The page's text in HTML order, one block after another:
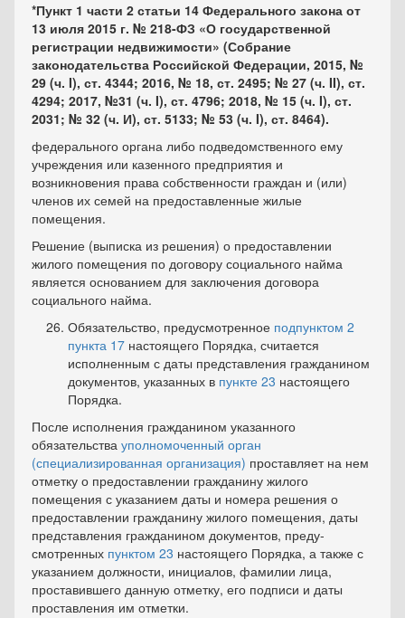
*Пункт 1 части 2 статьи 14 Федерального закона от
13 июля 2015 г. № 218-ФЗ «О государственной
регистрации недвижимости» (Собрание
законодательства Российской Федерации, 2015, №
29 (ч. I), ст. 4344; 2016, № 18, ст. 2495; № 27 (ч. II), ст.
4294; 2017, №31 (ч. I), ст. 4796; 2018, № 15 (ч. I), ст.
2031; № 32 (ч. И), ст. 5133; № 53 (ч. I), ст. 8464).
федерального органа либо подведомственного ему
учреждения или ка­зенного предприятия и
возникновения права собственности граждан и (или)
членов их семей на предоставленные жилые
помещения.
Решение (выписка из решения) о предоставлении
жилого помещения по договору социального найма
является основанием для заключения договора
социального найма.
Обязательство, предусмотренное подпунктом 2
пункта 17 настоящего Порядка, считается
исполненным с даты представления гражданином
документов, указанных в пункте 23 настоящего
Порядка.
После исполнения гражданином указанного
обязательства упол­номоченный орган
(специализированная организация) проставляет на нем
отметку о предоставлении гражданину жилого
помещения с ука­занием даты и номера решения о
предоставлении гражданину жилого помещения, даты
представления гражданином документов, преду­
смотренных пунктом 23 настоящего Порядка, а также с
указанием должности, инициалов, фамилии лица,
проставившего данную отмет­ку, его подписи и даты
проставления им отметки.